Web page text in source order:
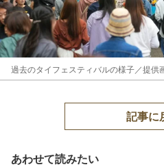
過去のタイフェスティバルの様子／提供
記事に
あわせて読みたい